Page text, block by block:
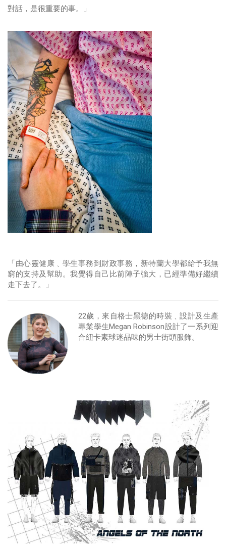
對話，是很重要的事。」
「由心靈健康﹑學生事務到財政事務，新特蘭大學都給予我無
窮的支持及幫助。我覺得自己比前陣子強大，已經準備好繼續
走下去了。」
22歲，來自格士黑德的時裝﹑設計及生產
專業學生Megan Robinson設計了一系列迎
合紐卡素球迷品味的男士街頭服飾。